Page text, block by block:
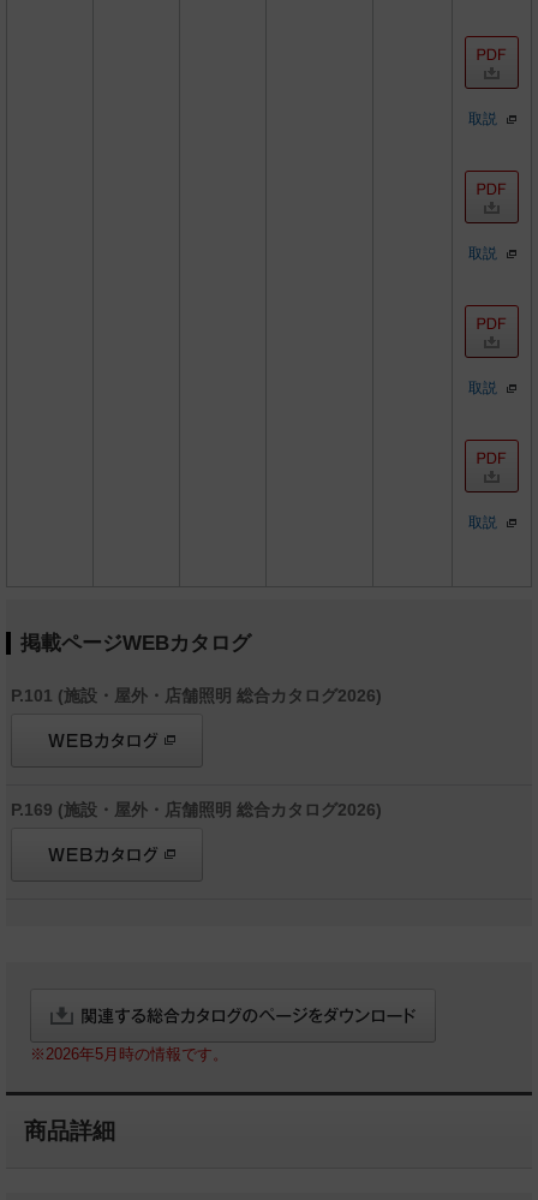
取説
取説
取説
取説
掲載ページWEBカタログ
P.101 (施設・屋外・店舗照明 総合カタログ2026)
P.169 (施設・屋外・店舗照明 総合カタログ2026)
※2026年5月時の情報です。
商品詳細